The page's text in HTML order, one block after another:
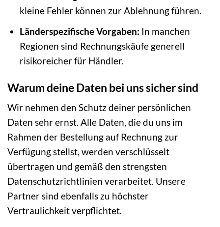
kleine Fehler können zur Ablehnung führen.
Länderspezifische Vorgaben: In manchen
Regionen sind Rechnungskäufe generell
risikoreicher für Händler.
Warum deine Daten bei uns sicher sind
Wir nehmen den Schutz deiner persönlichen
Daten sehr ernst. Alle Daten, die du uns im
Rahmen der Bestellung auf Rechnung zur
Verfügung stellst, werden verschlüsselt
übertragen und gemäß den strengsten
Datenschutzrichtlinien verarbeitet. Unsere
Partner sind ebenfalls zu höchster
Vertraulichkeit verpflichtet.